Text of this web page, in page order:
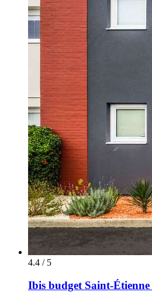
4.4 / 5
Ibis budget Saint-